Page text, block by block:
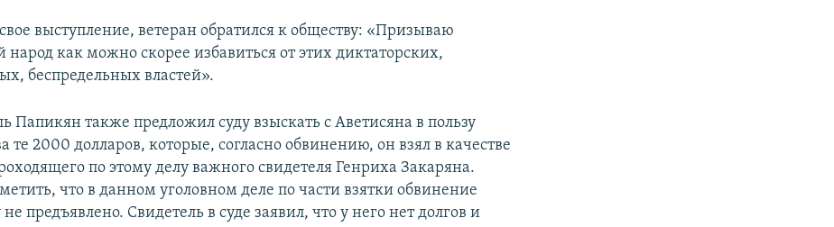
выступление, ветеран обратился к обществу: «Призываю
народ как можно скорее избавиться от этих диктаторских,
беспредельных властей».
Папикян также предложил суду взыскать с Аветисяна в пользу
те 2000 долларов, которые, согласно обвинению, он взял в качестве
по этому делу важного свидетеля Генриха Закаряна.
что в данном уголовном деле по части взятки обвинение
предъявлено. Свидетель в суде заявил, что у него нет долгов и